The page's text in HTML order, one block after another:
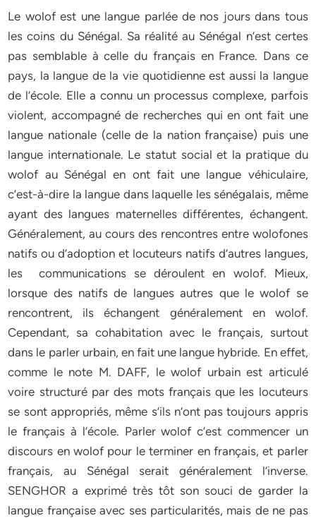
Le wolof est une langue parlée de nos jours dans tous
les coins du Sénégal. Sa réalité au Sénégal n’est certes
pas semblable à celle du français en France. Dans ce
pays, la langue de la vie quotidienne est aussi la langue
de l’école. Elle a connu un processus complexe, parfois
violent, accompagné de recherches qui en ont fait une
langue nationale (celle de la nation française) puis une
langue internationale. Le statut social et la pratique du
wolof au Sénégal en ont fait une langue véhiculaire,
c’est-à-dire la langue dans laquelle les sénégalais, même
ayant des langues maternelles différentes, échangent.
Généralement, au cours des rencontres entre wolofones
natifs ou d’adoption et locuteurs natifs d’autres langues,
les communications se déroulent en wolof. Mieux,
lorsque des natifs de langues autres que le wolof se
rencontrent, ils échangent généralement en wolof.
Cependant, sa cohabitation avec le français, surtout
dans le parler urbain, en fait une langue hybride. En effet,
comme le note M. DAFF, le wolof urbain est articulé
voire structuré par des mots français que les locuteurs
se sont appropriés, même s’ils n’ont pas toujours appris
le français à l’école. Parler wolof c’est commencer un
discours en wolof pour le terminer en français, et parler
français, au Sénégal serait généralement l’inverse.
SENGHOR a exprimé très tôt son souci de garder la
langue française avec ses particularités, mais de ne pas